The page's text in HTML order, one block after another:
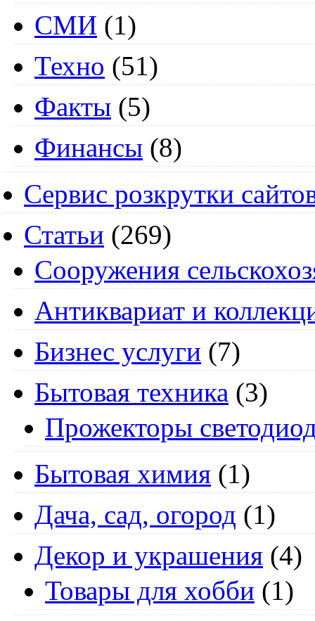
СМИ (1)
Техно (51)
Факты (5)
Финансы (8)
Сервис розкрутки
Статьи (269)
Cооружения
Антиквариат и
Бизнес услуги (7)
Бытовая техника (3)
Прожекторы
Бытовая химия (1)
Дача, сад, огород (1)
Декор и украшения (4)
Товары для хобби (1)